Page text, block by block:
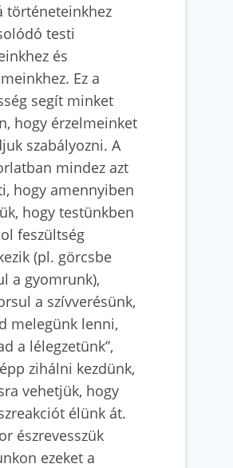
történeteinkhez
testi
és
Ez a
segít minket
hogy érzelmeinket
szabályozni. A
mindez azt
hogy amennyiben
hogy testünkben
feszültség
(pl. görcsbe
a gyomrunk),
a szívverésünk,
melegünk lenni,
a lélegzetünk”,
zihálni kezdünk,
vehetjük, hogy
élünk át.
észrevesszük
ezeket a